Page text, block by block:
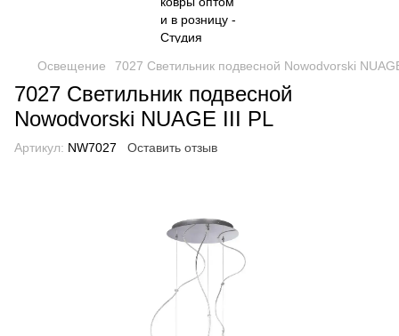
Освещение 7027 Светильник подвесной Nowodvorski
7027 Светильник подвесной
Nowodvorski NUAGE III PL
Артикул: NW7027 Оставить отзыв